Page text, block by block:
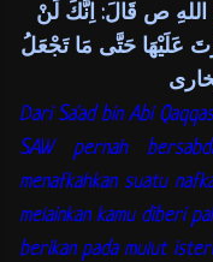
ص قَالَ: اِنَّكَ لَنْ
عَلَيْهَا حَتَّى مَا تَجْعَلُ
Dari Sa'ad bin Abi
SAW pernah
menafkahkan suatu
melainkan kamu diberi
berikan pada mulut